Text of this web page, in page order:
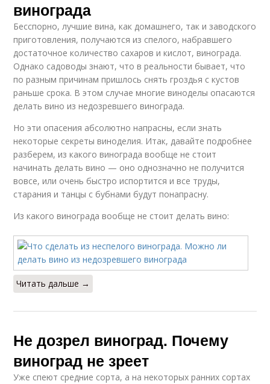
винограда
Бесспорно, лучшие вина, как домашнего, так и заводского
приготовления, получаются из спелого, набравшего
достаточное количество сахаров и кислот, винограда.
Однако садоводы знают, что в реальности бывает, что
по разным причинам пришлось снять гроздья с кустов
раньше срока. В этом случае многие виноделы опасаются
делать вино из недозревшего винограда.
Но эти опасения абсолютно напрасны, если знать
некоторые секреты виноделия. Итак, давайте подробнее
разберем, из какого винограда вообще не стоит
начинать делать вино — оно однозначно не получится
вовсе, или очень быстро испортится и все труды,
старания и танцы с бубнами будут понапрасну.
Из какого винограда вообще не стоит делать вино:
Читать дальше →
Не дозрел виноград. Почему
виноград не зреет
Уже спеют средние сорта, а на некоторых ранних сортах